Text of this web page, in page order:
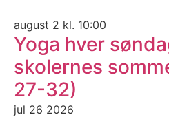
august 2 kl. 10:00
Yoga hver
skolernes
27-32)
jul 26 2026